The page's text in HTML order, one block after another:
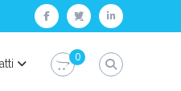
facebooktwitterlinkedin
0